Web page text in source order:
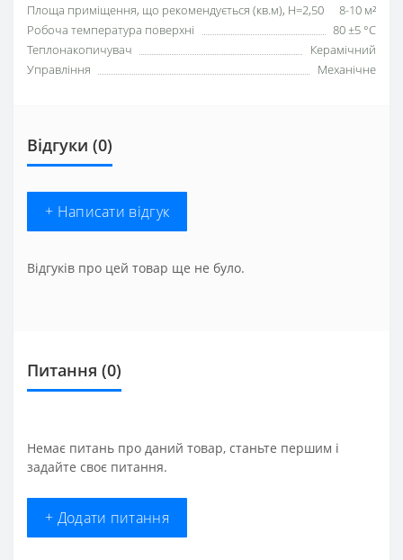
Площа приміщення, що рекомендується (кв.м), H=2,50
8-10 м²
Робоча температура поверхні
80 ±5 °С
Теплонакопичувач
Керамічний
Управління
Механічне
Відгуки (0)
+ Написати відгук
Відгуків про цей товар ще не було.
Питання (0)
Немає питань про даний товар, станьте першим і
задайте своє питання.
+ Додати питання